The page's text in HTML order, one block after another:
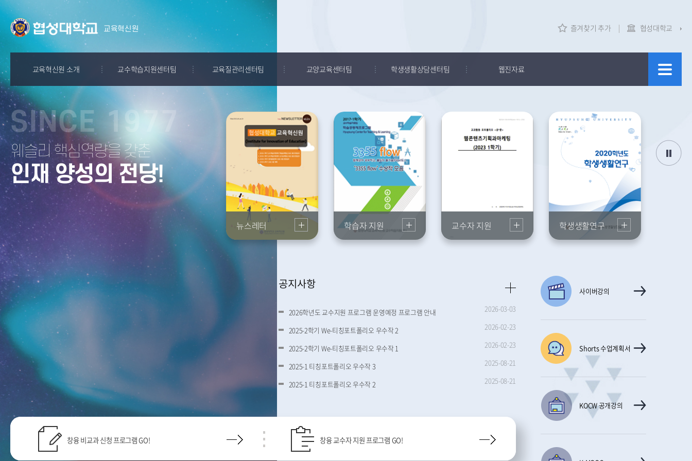
교육혁신원 즐겨찾기 추가 협성대학교
교육혁신원 소개
인사말
프로그램체계
학업미성취학생 관리
시스템
조직도
공지사항
교수학습지원센터팀
교수자 지원
학습자 지원
e-learning
창융매직메이커스
교육질관리센터팀
교육과정 인증제도
교육수요자만족도
실시 및 환류
핵심역량 진단 실시
및 분석
수업평가·CQI환류
체계
교양교육센터팀
교양교육센터
학생생활상담센터팀
상담
심리검사
프로그램
학생생활연구
웹진자료
뉴스레터
학습자 지원
웨슬리 핵심역량을 갖춘
인재 양성의 전당!
뉴스레터 학습자 지원 교수자 지원 학생생활연구
공지사항
2026학년도 교수지원 프로그램 운영예정 프로그램 안내 2026-03-03
2025-2학기 We-티칭포트폴리오 우수작 2 2026-02-23
2025-2학기 We-티칭포트폴리오 우수작 1 2026-02-23
2025-1 티칭포트폴리오 우수작 3 2025-08-21
2025-1 티칭포트폴리오 우수작 2 2025-08-21
창융 비교과 신청 프로그램 GO! 창융 교수자 지원 프로그램 GO!
사이버강의
Shorts 수업계획서
KOCW 공개강의